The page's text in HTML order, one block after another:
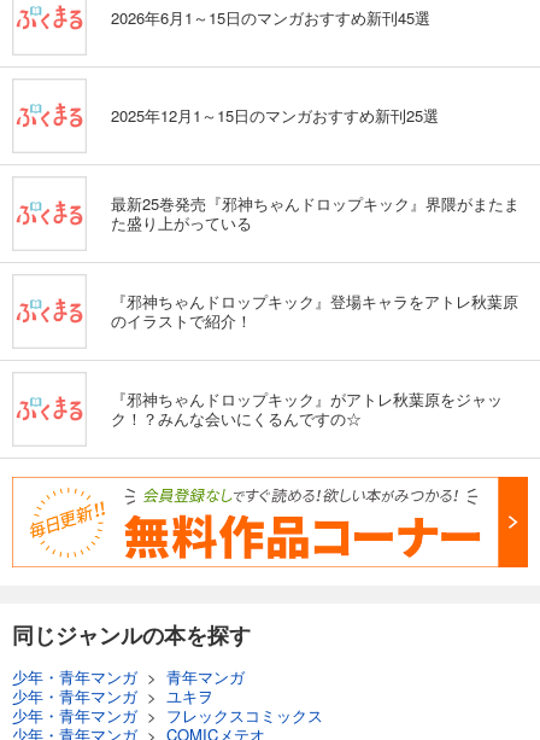
2026年6月1～15日のマンガおすすめ新刊45選
2025年12月1～15日のマンガおすすめ新刊25選
最新25巻発売『邪神ちゃんドロップキック』界隈がまたま
た盛り上がっている
『邪神ちゃんドロップキック』登場キャラをアトレ秋葉原
のイラストで紹介！
『邪神ちゃんドロップキック』がアトレ秋葉原をジャッ
ク！？みんな会いにくるんですの☆
同じジャンルの本を探す
少年・青年マンガ> 青年マンガ
少年・青年マンガ> ユキヲ
少年・青年マンガ> フレックスコミックス
少年・青年マンガ> COMICメテオ